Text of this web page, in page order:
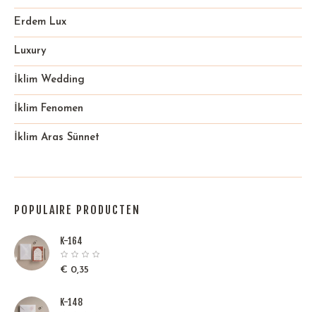
Erdem Lux
Luxury
İklim Wedding
İklim Fenomen
İklim Aras Sünnet
POPULAIRE PRODUCTEN
K-164
€ 0,35
K-148